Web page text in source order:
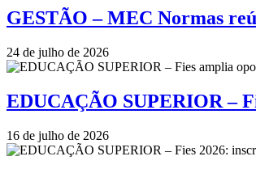
GESTÃO – MEC Normas
24 de julho de 2026
EDUCAÇÃO SUPERIOR –
16 de julho de 2026